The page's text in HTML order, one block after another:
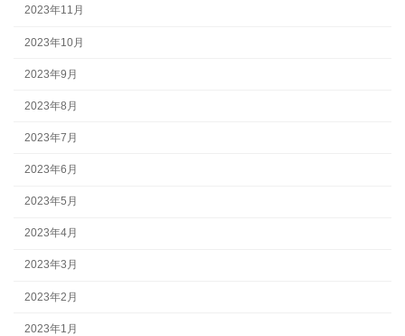
2023年11月
2023年10月
2023年9月
2023年8月
2023年7月
2023年6月
2023年5月
2023年4月
2023年3月
2023年2月
2023年1月